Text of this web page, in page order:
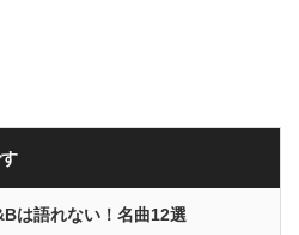
は語れない！名曲12選